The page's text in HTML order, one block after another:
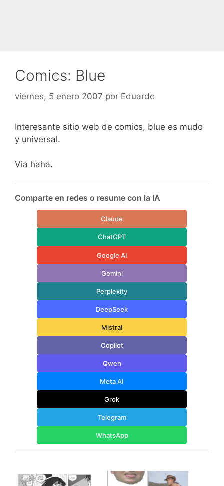
Comics: Blue
viernes, 5 enero 2007 por Eduardo
Interesante sitio web de comics, blue es mudo
y universal.
Via haha.
Comparte en redes o resume con la IA
Claude
ChatGPT
Google AI
Gemini
Perplexity
DeepSeek
Mistral
Copilot
Qwen
Meta AI
Grok
Telegram
WhatsApp